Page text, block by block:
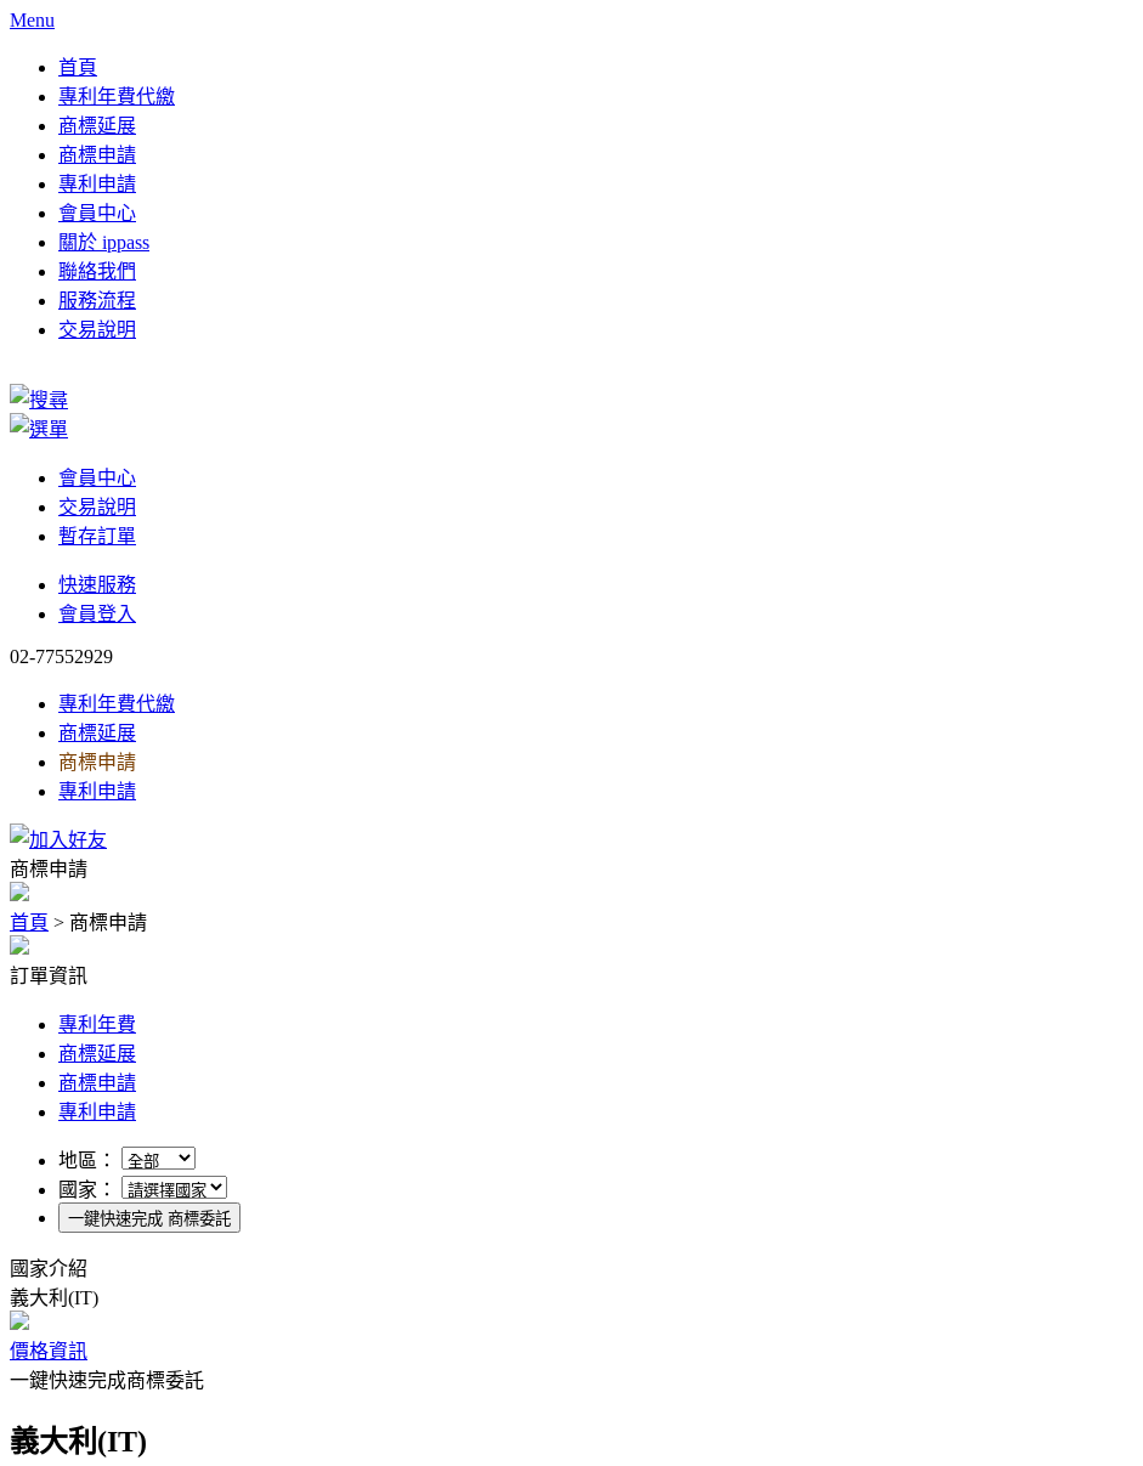
Menu
首頁
專利年費代繳
商標延展
商標申請
專利申請
會員中心
關於 ippass
聯絡我們
服務流程
交易說明
會員中心
交易說明
暫存訂單
快速服務
會員登入
02-77552929
專利年費代繳
商標延展
商標申請
專利申請
商標申請
首頁 > 商標申請
訂單資訊
專利年費
商標延展
商標申請
專利申請
地區：
國家：
一鍵快速完成 商標委託
國家介紹
義大利(IT)
價格資訊
一鍵快速完成商標委託
義大利(IT)